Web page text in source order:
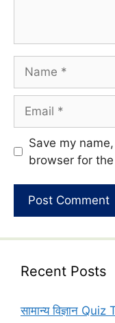
Website
Save my
browser for
Recent Posts
सामान्य विज्ञान